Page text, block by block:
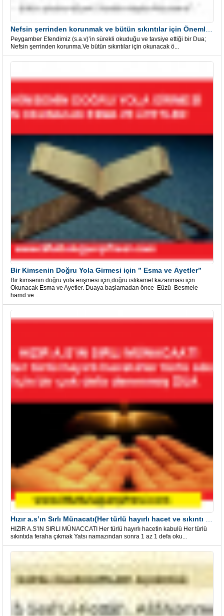
Peygamber Efendimiz (s.a.v)’in sürekli okuduğu ve tavsiye ettiği bir Dua;
Nefsin şerrinden korunma.Ve bütün sıkıntılar için okunacak ö...
Bir Kimsenin Doğru Yola Girmesi için ” Esma ve Âyetler”
Bir kimsenin doğru yola erişmesi için,doğru istikamet kazanması için
Okunacak Esma ve Ayetler. Duaya başlamadan önce Eûzü Besmele
hamd ve ...
HIZIR A.S’IN SIRLI MÜNACCATI Her türlü hayırlı hacetin kabulü Her türlü
sıkıntıda feraha çıkmak Yatsı namazından sonra 1 az 1 defa oku...